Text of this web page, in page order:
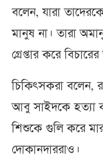
বলেন, যারা
মানুষ না। তারা
গ্রেপ্তার করে
চিকিৎসকরা বলেন,
আবু সাইদকে হত্যা
শিশুকে গুলি করে
দোকানদাররাও।